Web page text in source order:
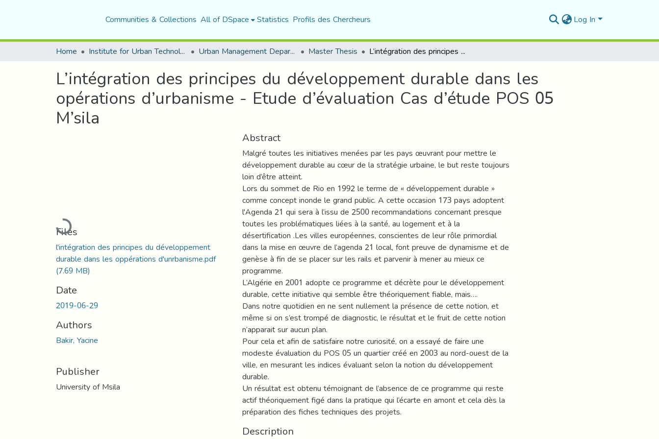
Communities & Collections All of DSpace Statistics Profils des Chercheurs Log In
Home Institute for Urban Technology Management Urban Management Department Master Thesis L’intégration des principes du développement durable dans les opérations d’urbanisme - Etude d’évaluation Cas d’étude POS 05 M’sila
L’intégration des principes du développement durable dans les
opérations d’urbanisme - Etude d’évaluation Cas d’étude POS 05
M’sila
Loading...
Files
l'intégration des principes du développement
durable dans les oppérations d'unrbanisme.pdf
(7.69 MB)
Date
2019-06-29
Authors
Bakir, Yacine
Publisher
University of Msila
Abstract
Malgré toutes les initiatives menées par les pays œuvrant pour mettre le
développement durable au cœur de la stratégie urbaine, le but reste toujours
loin d’être atteint.
Lors du sommet de Rio en 1992 le terme de « développement durable »
comme concept inonde le grand public. A cette occasion 173 pays adoptent
l'Agenda 21 qui sera à l’issu de 2500 recommandations concernant presque
toutes les problématiques liées à la santé, au logement et à la
désertification .Les villes européennes, conscientes de leur rôle primordial
dans la mise en œuvre de l’agenda 21 local, font preuve de dynamisme et de
genèse à fin de se placer sur les rails et parvenir à mener au mieux ce
programme.
L’Algérie en 2001 adopte ce programme et décrète pour le développement
durable, cette initiative qui semble être théoriquement fiable, mais….
Dans notre quotidien en ne sent nullement la présence de cette notion, et
même si on s’est trompé de diagnostic, le résultat et le fruit de cette notion
n’apparait sur aucun plan.
Pour cela et afin de satisfaire notre curiosité, on a essayé de faire une
modeste évaluation du POS 05 un quartier créé en 2003 au nord-ouest de la
ville, en mesurant les indices évaluant selon la notion du développement
durable.
Un résultat est obtenu témoignant de l’absence de ce programme qui reste
actif théoriquement figé dans la pratique qui l’écarte en amont et cela dès la
préparation des fiches techniques des projets.
Description